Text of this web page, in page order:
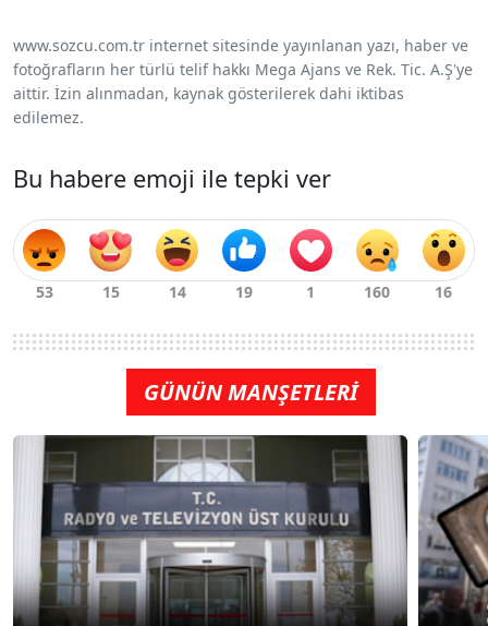
www.sozcu.com.tr internet sitesinde yayınlanan yazı, haber ve
fotoğrafların her türlü telif hakkı Mega Ajans ve Rek. Tic. A.Ş'ye
aittir. İzin alınmadan, kaynak gösterilerek dahi iktibas
edilemez.
Bu habere emoji ile tepki ver
GÜNÜN MANŞETLERİ